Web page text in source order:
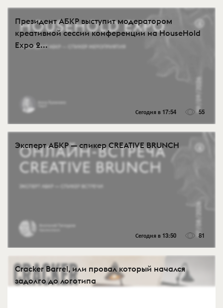
Президент АБКР выступит модератором
креативной сессии конференции на HouseHold
Expo 2...
Сегодня в 17:54 55
Эксперт АБКР — спикер CREATIVE BRUNCH
Сегодня в 13:50 81
Cracker Barrel, или провал который начался
задолго до логотипа